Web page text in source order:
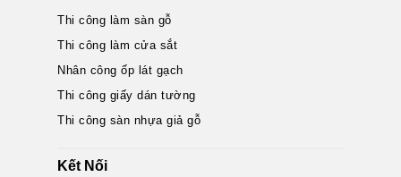
Thi công làm sàn gỗ
Thi công làm cửa sắt
Nhân công ốp lát gạch
Thi công giấy dán tường
Thi công sàn nhựa giả gỗ
Kết Nối